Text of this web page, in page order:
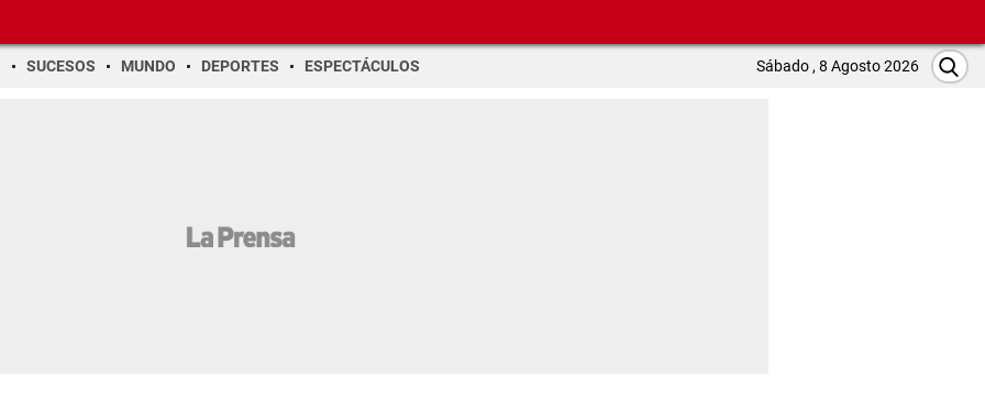
SUCESOS MUNDO DEPORTES ESPECTÁCULOS Sábado , 8 Agosto 2026